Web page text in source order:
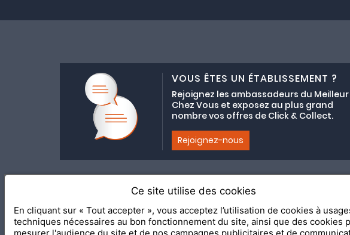
VOUS ÊTES UN ÉTABLISSEMENT ?
Rejoignez les ambassadeurs du Meilleur
Chez Vous et exposez au plus grand
nombre vos offres de Click & Collect.
Rejoignez-nous
Adhésion au collectif
2020 Le Meilleur Chez Vous, édité parAPI & YOU|
Ce site utilise des cookies
En cliquant sur « Tout accepter », vous acceptez l’utilisation de cookies à
techniques nécessaires au bon fonctionnement du site, ainsi que des cookies